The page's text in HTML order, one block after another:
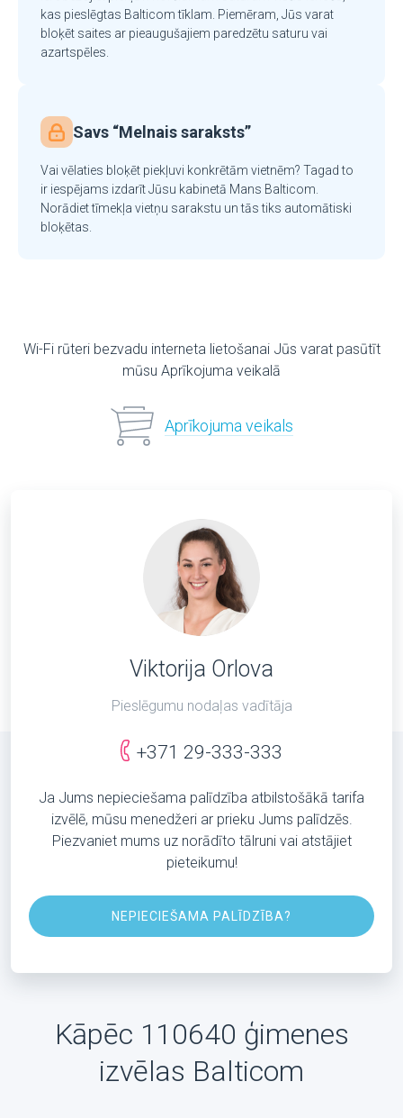
kas pieslēgtas Balticom tīklam. Piemēram, Jūs varat
bloķēt saites ar pieaugušajiem paredzētu saturu vai
azartspēles.
Savs “Melnais saraksts”
Vai vēlaties bloķēt piekļuvi konkrētām vietnēm? Tagad to
ir iespējams izdarīt Jūsu kabinetā Mans Balticom.
Norādiet tīmekļa vietņu sarakstu un tās tiks automātiski
bloķētas.
Wi-Fi rūteri bezvadu interneta lietošanai Jūs varat pasūtīt
mūsu Aprīkojuma veikalā
Aprīkojuma veikals
Viktorija Orlova
Pieslēgumu nodaļas vadītāja
+371 29-333-333
Ja Jums nepieciešama palīdzība atbilstošākā tarifa
izvēlē, mūsu menedžeri ar prieku Jums palīdzēs.
Piezvaniet mums uz norādīto tālruni vai atstājiet
pieteikumu!
NEPIECIEŠAMA PALĪDZĪBA?
Kāpēc 110640 ģimenes
izvēlas Balticom